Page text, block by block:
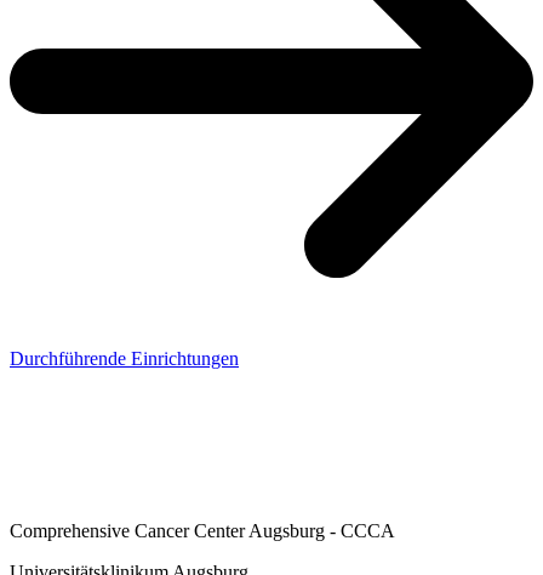
Durchführende Einrichtungen
Comprehensive Cancer Center Augsburg - CCCA